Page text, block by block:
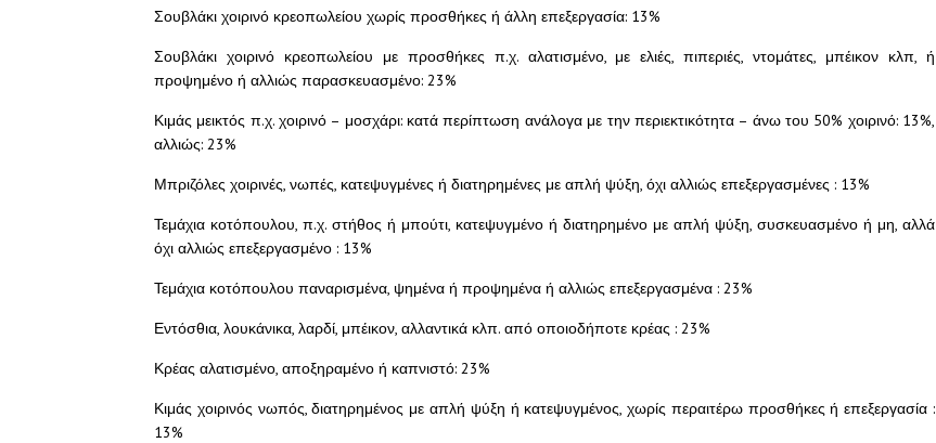
Σουβλάκι χοιρινό κρεοπωλείου χωρίς προσθήκες ή άλλη επεξεργασία: 13%
Σουβλάκι χοιρινό κρεοπωλείου με προσθήκες π.χ. αλατισμένο, με ελιές, πιπεριές, ντομάτες, μπέικον κλπ, ή
προψημένο ή αλλιώς παρασκευασμένο: 23%
Κιμάς μεικτός π.χ. χοιρινό – μοσχάρι: κατά περίπτωση ανάλογα με την περιεκτικότητα – άνω του 50% χοιρινό: 13%,
αλλιώς: 23%
Μπριζόλες χοιρινές, νωπές, κατεψυγμένες ή διατηρημένες με απλή ψύξη, όχι αλλιώς επεξεργασμένες : 13%
Τεμάχια κοτόπουλου, π.χ. στήθος ή μπούτι, κατεψυγμένο ή διατηρημένο με απλή ψύξη, συσκευασμένο ή μη, αλλά
όχι αλλιώς επεξεργασμένο : 13%
Τεμάχια κοτόπουλου παναρισμένα, ψημένα ή προψημένα ή αλλιώς επεξεργασμένα : 23%
Εντόσθια, λουκάνικα, λαρδί, μπέικον, αλλαντικά κλπ. από οποιοδήποτε κρέας : 23%
Κρέας αλατισμένο, αποξηραμένο ή καπνιστό: 23%
Κιμάς χοιρινός νωπός, διατηρημένος με απλή ψύξη ή κατεψυγμένος, χωρίς περαιτέρω προσθήκες ή επεξεργασία :
13%